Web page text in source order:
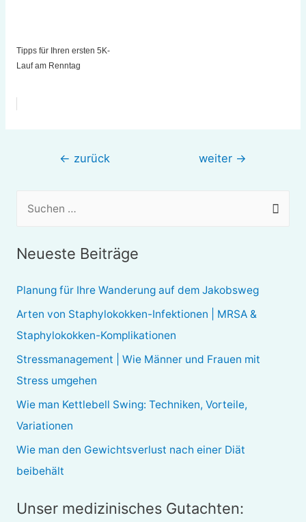
Tipps für Ihren ersten 5K-
Lauf am Renntag
Beitragsnavigation
← zurück weiter →
e
n
n
Neueste Beiträge
Planung für Ihre Wanderung auf dem Jakobsweg
Arten von Staphylokokken-Infektionen | MRSA &
Staphylokokken-Komplikationen
Stressmanagement | Wie Männer und Frauen mit
Stress umgehen
Wie man Kettlebell Swing: Techniken, Vorteile,
Variationen
Wie man den Gewichtsverlust nach einer Diät
beibehält
Unser medizinisches Gutachten: